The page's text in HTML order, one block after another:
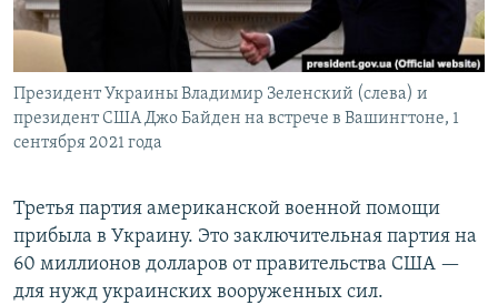
Президент Украины Владимир Зеленский (слева) и
президент США Джо Байден на встрече в Вашингтоне, 1
сентября 2021 года
Третья партия американской военной помощи
прибыла в Украину. Это заключительная партия на
60 миллионов долларов от правительства США —
для нужд украинских вооруженных сил.